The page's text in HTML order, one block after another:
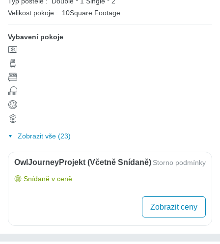
Velikost pokoje :
10Square Footage
Vybavení pokoje
Zobrazit vše (23)
OwlJourneyProjekt (včetně Snídaně) Storno podmínky
Snídaně v ceně
Zobrazit ceny